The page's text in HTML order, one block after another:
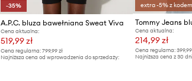
-35%
A.P.C. bluza bawełniana Sweat Viva
Cena aktualna:
519,99 zł
Cena regularna:799,99 zł
Najniższa cena od wprowadzenia do sprzedaży:
extra -5% z
Tommy Jeans
Cena aktualna:
214,99 zł
Cena regularna: 399,99
Najniższa cena z 30